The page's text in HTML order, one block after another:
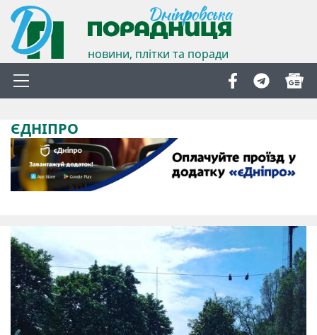
новини, плітки та поради
ЄДНІПРО